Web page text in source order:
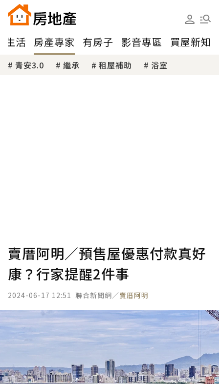
生活 房產專家 有房子 影音專區 買屋新知
青安3.0 繼承 租屋補助 浴室
賣厝阿明／預售屋優惠付款真好
康？行家提醒2件事
2024-06-17 12:51 聯合新聞網／賣厝阿明